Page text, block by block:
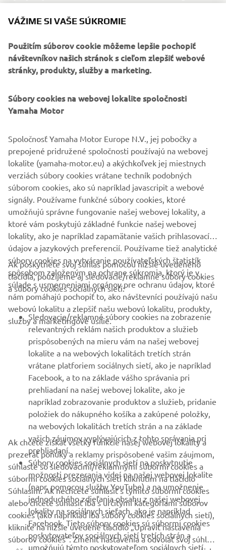
the racing line.
linking it to its brother the timepiece in more than spirit.
FIREMNÉ STRÁNKY
B2B
VIAC YAMAHA
PODPORA
BULLETIN
Získajte medzi prvými informácie o najnovších ponukách,
špeciálnych akciách, nových verziách a mnoho ďalšieho
PRIHLÁSIŤ SA NA ODBER
Prečítajte si naše Zásady ochrany osobných údajov, aby ste sa
dozvedeli, ako spracovávame vaše osobné údaje:Ochrana
Osobných Údajov
VÁŽIME SI VAŠE SÚKROMIE
Použitím súborov cookie môžeme lepšie pochopiť
návštevníkov našich stránok s cieľom zlepšiť webové
stránky, produkty, služby a marketing.
Súbory cookies na webovej lokalite spoločnosti
Yamaha Motor
Spoločnosť Yamaha Motor Europe N.V., jej pobočky a
prepojené pridružené spoločnosti používajú na webovej
lokalite (yamaha-motor.eu) a akýchkoľvek jej miestnych
verziách súbory cookies vrátane techník podobných
súborom cookies, ako sú napríklad javascripit a webové
signály. Používame funkčné súbory cookies, ktoré
umožňujú správne fungovanie našej webovej lokality, a
ktoré vám poskytujú základné funkcie našej webovej
lokality, ako je napríklad zapamätanie vašich prihlasovacích
údajov a jazykových preferencií. Používame tiež analytické
súbory cookies na vytváranie používateľských štatistík
spôsobom založeným na ochrane súkromia, ktorý je v
súlade s usmerneniami orgánov pre ochranu údajov, ktoré
nám pomáhajú pochopiť to, ako návštevníci používajú našu
webovú lokalitu a zlepšiť našu webovú lokalitu, produkty,
služby a marketingové úsilie.
Ak poskytnete svoj súhlas pomocou nižšie uvedeného
tlačidla, použijeme aj sledovacie/reklamné súbory cookies
a súbory cookies sociálnych sietí:
Sledovacie/reklamné súbory cookies na zobrazenie
relevantných reklám našich produktov a služieb
prispôsobených na mieru vám na našej webovej
lokalite a na webových lokalitách tretích strán
vrátane platforiem sociálnych sietí, ako je napríklad
Facebook, a to na základe vášho správania pri
prehliadaní na našej webovej lokalite, ako je
napríklad zobrazovanie produktov a služieb, pridanie
položiek do nákupného košíka a zakúpené položky,
na webových lokalitách tretích strán a na základe
vašich záujmov vyplývajúcich z tohto správania pri
prehliadaní.
Súbory cookies sociálnych sietí na poskytnutie
možnosti prezerania videí na našej webovej lokalite
(napr. pomocou služby YouTube) a na umožnenie
jednoduchého zdieľania obsahu z našej webovej
lokality na sociálnych sieťach, ako je napríklad
Facebook. Tieto súbory cookies sú súbormi cookies
poskytovateľov sociálnych sietí tretích strán a
umožňujú týmto poskytovateľom sociálnych sietí
Ak chcete získať všetky funkcie našej webovej lokality a
prezerať ponuky a reklamy prispôsobené vašim záujmom,
súhlaste so sledovacími/reklamnými súbormi cookies a
súbormi cookies sociálnych sietí kliknutím na tlačidlo
Súhlasím. Ak nechcete súhlasiť s týmito súbormi cookies
alebo chcete súhlasiť iba s určitými kategóriami súborov
cookies (ako napríklad iba súbory cookies sociálnych sietí),
kliknite na nižšie uvedené tlačidlo „Upraviť nastavenia
súborov cookies“. Zmeniť nastavenia a odvolať svoj súhlas